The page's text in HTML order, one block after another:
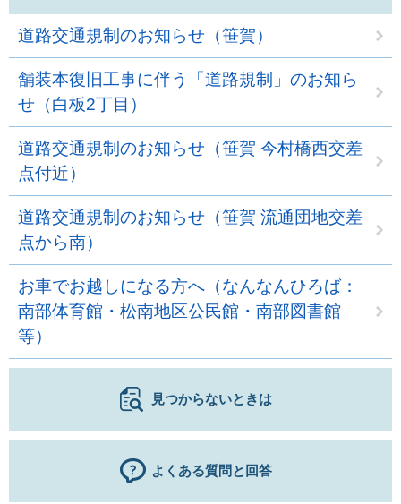
道路交通規制のお知らせ（笹賀）
舗装本復旧工事に伴う「道路規制」のお知ら
せ（白板2丁目）
道路交通規制のお知らせ（笹賀 今村橋西交差
点付近）
道路交通規制のお知らせ（笹賀 流通団地交差
点から南）
お車でお越しになる方へ（なんなんひろば：
南部体育館・松南地区公民館・南部図書館
等）
見つからないときは
よくある質問と回答